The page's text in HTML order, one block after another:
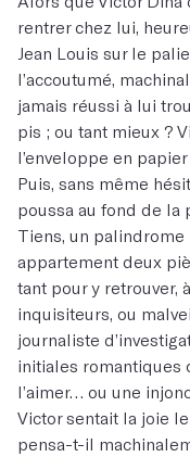
rentrer chez lui,
Jean Louis sur le
l’accoutumé,
jamais réussi à lui
pis ; ou tant mieux ?
l’enveloppe en
Puis, sans même
poussa au fond de
Tiens, un
appartement deux
tant pour y retrouver,
inquisiteurs, ou
journaliste
initiales romantiques
l’aimer… ou une
Victor sentait la joie
pensa-t-il